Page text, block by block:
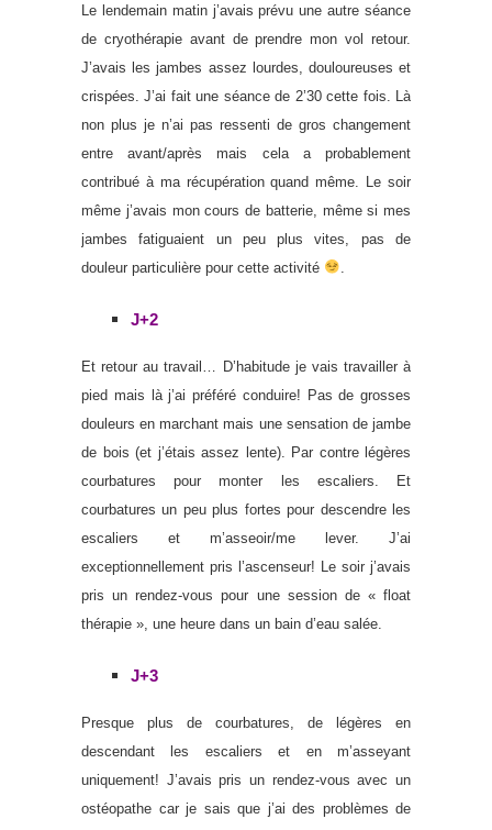
Le lendemain matin j’avais prévu une autre séance
de cryothérapie avant de prendre mon vol retour.
J’avais les jambes assez lourdes, douloureuses et
crispées. J’ai fait une séance de 2’30 cette fois. Là
non plus je n’ai pas ressenti de gros changement
entre avant/après mais cela a probablement
contribué à ma récupération quand même. Le soir
même j’avais mon cours de batterie, même si mes
jambes fatiguaient un peu plus vites, pas de
douleur particulière pour cette activité
J+2
Et retour au travail… D’habitude je vais travailler à
pied mais là j’ai préféré conduire! Pas de grosses
douleurs en marchant mais une sensation de jambe
de bois (et j’étais assez lente). Par contre légères
courbatures pour monter les escaliers. Et
courbatures un peu plus fortes pour descendre les
escaliers et m’asseoir/me lever. J’ai
exceptionnellement pris l’ascenseur! Le soir j’avais
pris un rendez-vous pour une session de « float
thérapie », une heure dans un bain d’eau salée.
J+3
Presque plus de courbatures, de légères en
descendant les escaliers et en m’asseyant
uniquement! J’avais pris un rendez-vous avec un
ostéopathe car je sais que j’ai des problèmes de